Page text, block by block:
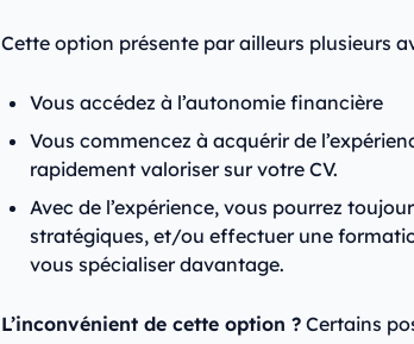
Cette option présente par ailleurs plusieurs
Vous accédez à l’autonomie financière
Vous commencez à acquérir de
rapidement valoriser sur votre CV.
Avec de l’expérience, vous pourrez
stratégiques, et/ou effectuer une
vous spécialiser davantage.
L’inconvénient de cette option ?Certains